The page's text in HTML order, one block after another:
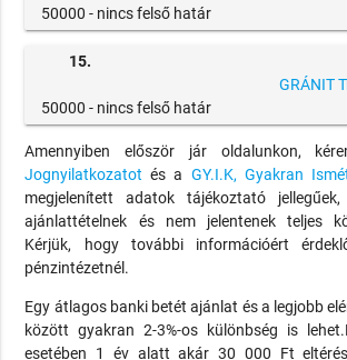
50000 - nincs felső határ
15.
GRÁNIT
50000 - nincs felső határ
Amennyiben először jár oldalunkon,
Jognyilatkozatot és a GY.I.K, Gyakran
megjelenített adatok tájékoztató
ajánlattételnek és nem jelentenek teljes
Kérjük, hogy további információért
pénzintézetnél.
Egy átlagos banki betét ajánlat és a legjobb
között gyakran 2-3%-os különbség is
esetében 1 év alatt akár 30 000 Ft